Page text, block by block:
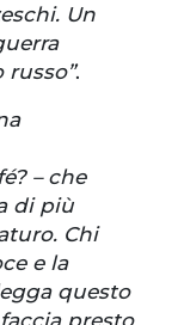
Un
.
– che
di più
Chi
e la
questo